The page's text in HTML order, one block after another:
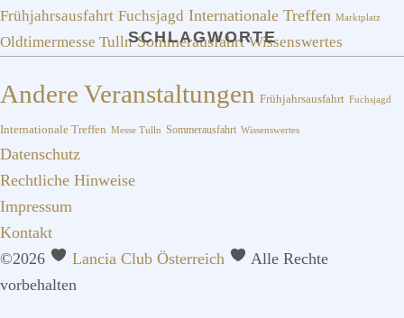
Frühjahrsausfahrt Fuchsjagd Internationale Treffen Marktplatz
Oldtimermesse Tulln Sommerausfahrt Wissenswertes
SCHLAGWORTE
Andere Veranstaltungen Frühjahrsausfahrt Fuchsjagd
Internationale Treffen Messe Tulln Sommerausfahrt Wissenswertes
Datenschutz
Rechtliche Hinweise
Impressum
Kontakt
©2026
Lancia Club Österreich
Alle Rechte
vorbehalten